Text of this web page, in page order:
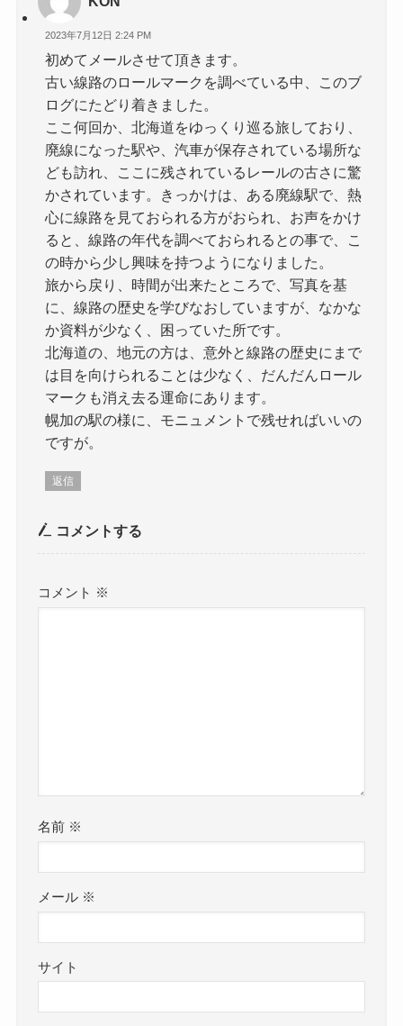
2023年7月12日 2:24 PM
初めてメールさせて頂きます。
古い線路のロールマークを調べている中、このブ
ログにたどり着きました。
ここ何回か、北海道をゆっくり巡る旅しており、
廃線になった駅や、汽車が保存されている場所な
ども訪れ、ここに残されているレールの古さに驚
かされています。きっかけは、ある廃線駅で、熱
心に線路を見ておられる方がおられ、お声をかけ
ると、線路の年代を調べておられるとの事で、こ
の時から少し興味を持つようになりました。
旅から戻り、時間が出来たところで、写真を基
に、線路の歴史を学びなおしていますが、なかな
か資料が少なく、困っていた所です。
北海道の、地元の方は、意外と線路の歴史にまで
は目を向けられることは少なく、だんだんロール
マークも消え去る運命にあります。
幌加の駅の様に、モニュメントで残せればいいの
ですが。
返信
コメントする
コメント ※
名前 ※
メール ※
サイト